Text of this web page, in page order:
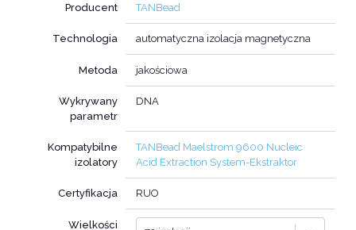
Producent TANBead
Technologia automatyczna izolacja magnetyczna
Metoda jakościowa
Wykrywany
parametr
DNA
Kompatybilne
izolatory
TANBead Maelstrom 9600 Nucleic
Acid Extraction System-Ekstraktor
Certyfikacja RUO
Wielkości